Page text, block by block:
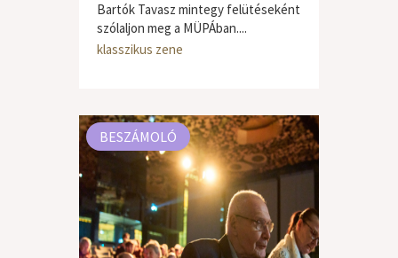
Bartók Tavasz mintegy felütéseként
szólaljon meg a MÜPÁban....
klasszikus zene
BESZÁMOLÓ